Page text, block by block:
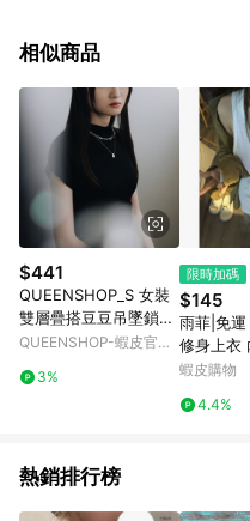
行為，不具贈點資格，部分退款
貨後 45 天後發送。 8. 群眾募
運費，攤位費等不具贈點資格。
顏色、價位、贈品如與 Pinkoi
Pinkoi 購物商品資訊頁及購物
則請以點數紅包活動說明為準。
頁面後才首次下載 Pinkoi APP
上，首次下載 Pinkoi APP 後，
面，方享導購資格。
相似商品
$441
QUEENSHOP_S 女裝
雙層疊搭豆豆吊墜鎖骨
鍊兩件組項鍊 現+預
QUEENSHOP-蝦皮官方
3%
限時加碼
$145
雨菲|免
修身上衣
袖背心 大
女夏季中
蝦皮購物
4.4%
熱銷排行榜